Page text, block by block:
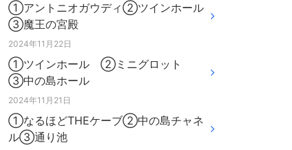
①アントニオガウディ②ツインホール
③魔王の宮殿
2024年11月22日
①ツインホール ②ミニグロット
③中の島ホール
2024年11月21日
①なるほどTHEケーブ②中の島チャネ
ル③通り池